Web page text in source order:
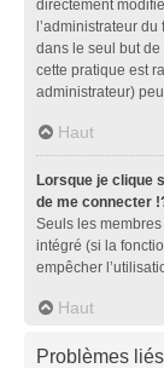
directement
l’administrateur
dans le seul but de
cette pratique est
administrateur)
Haut
Lorsque je clique
de me connecter
Seuls les
intégré (si la
empêcher
Haut
Problèmes